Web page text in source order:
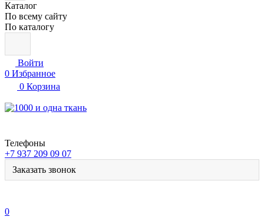
Каталог
По всему сайту
По каталогу
Войти
0 Избранное
0 Корзина
Телефоны
+7 937 209 09 07
Заказать звонок
0